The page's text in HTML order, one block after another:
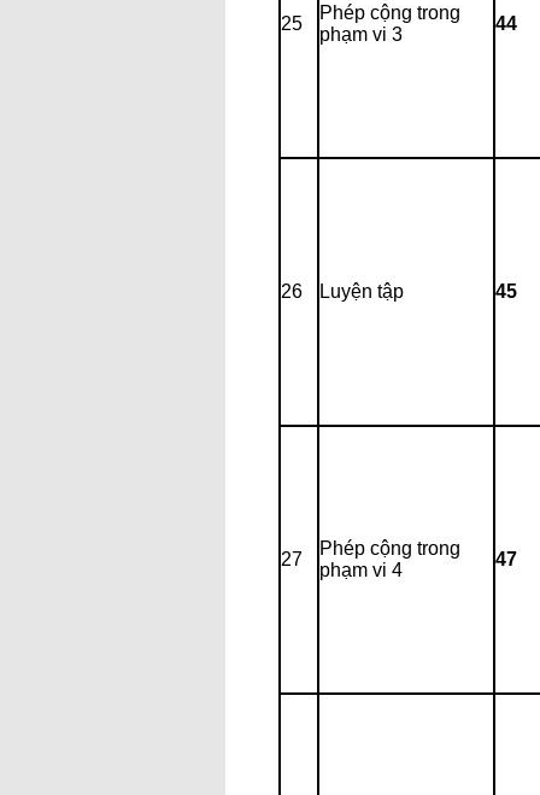
25
Phép cộng trong
phạm vi 3
44
26 Luyện tập 45
27
Phép cộng trong
phạm vi 4
47